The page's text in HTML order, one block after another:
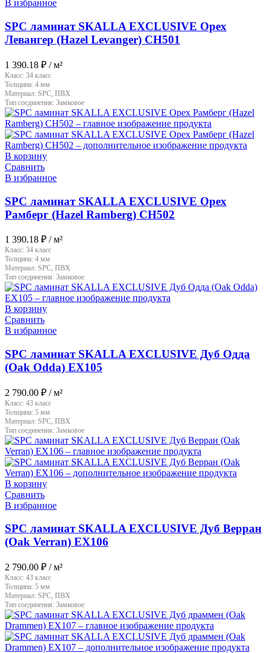
В избранное
SPC ламинат SKALLA EXCLUSIVE Орех
Левангер (Hazel Levanger) CH501
1 390.18 ₽ / м²
Класс: 34 класс
Толщина: 4 мм
Материал: SPC, ПВХ
Тип соединения: Замковое
В корзину
Сравнить
В избранное
SPC ламинат SKALLA EXCLUSIVE Орех
Рамберг (Hazel Ramberg) CH502
1 390.18 ₽ / м²
Класс: 34 класс
Толщина: 4 мм
Материал: SPC, ПВХ
Тип соединения: Замковое
В корзину
Сравнить
В избранное
SPC ламинат SKALLA EXCLUSIVE Дуб Одда
(Oak Odda) EX105
2 790.00 ₽ / м²
Класс: 43 класс
Толщина: 5 мм
Материал: SPC, ПВХ
Тип соединения: Замковое
В корзину
Сравнить
В избранное
SPC ламинат SKALLA EXCLUSIVE Дуб Верран
(Oak Verran) EX106
2 790.00 ₽ / м²
Класс: 43 класс
Толщина: 5 мм
Материал: SPC, ПВХ
Тип соединения: Замковое